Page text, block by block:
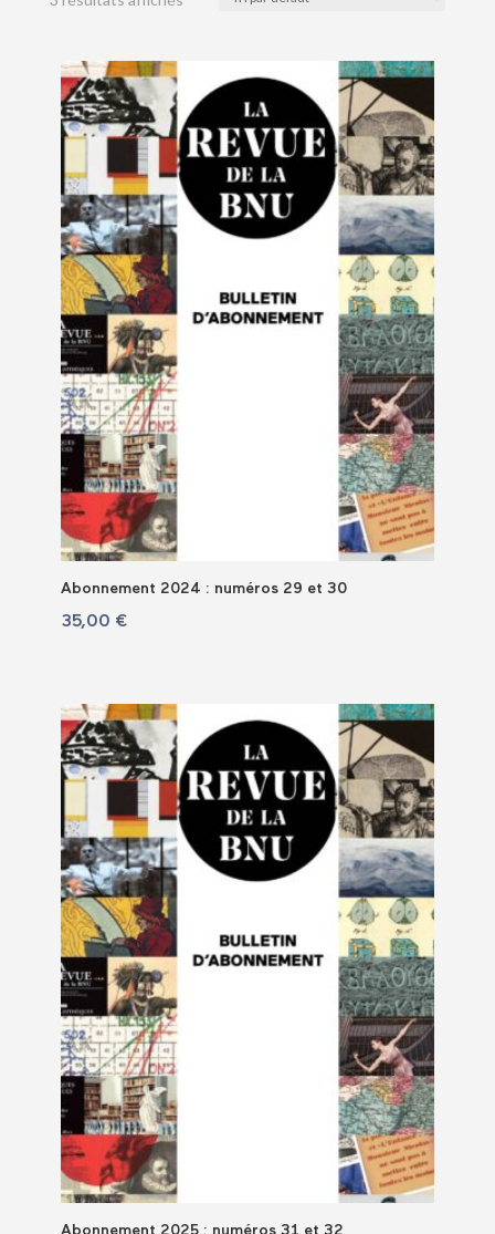
Abonnement 2024 : numéros 29 et 30
35,00 €
Abonnement 2025 : numéros 31 et 32